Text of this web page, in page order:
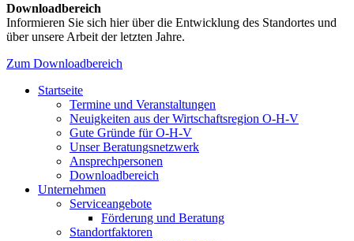
Downloadbereich
Informieren Sie sich hier über die Entwicklung des Standortes und
über unsere Arbeit der letzten Jahre.
Zum Downloadbereich
Startseite
Termine und Veranstaltungen
Neuigkeiten aus der Wirtschaftsregion O-H-V
Gute Gründe für O-H-V
Unser Beratungsnetzwerk
Ansprechpersonen
Downloadbereich
Unternehmen
Serviceangebote
Förderung und Beratung
Standortfaktoren